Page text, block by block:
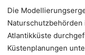
Die
Atlantikküste
Küstenplanungen